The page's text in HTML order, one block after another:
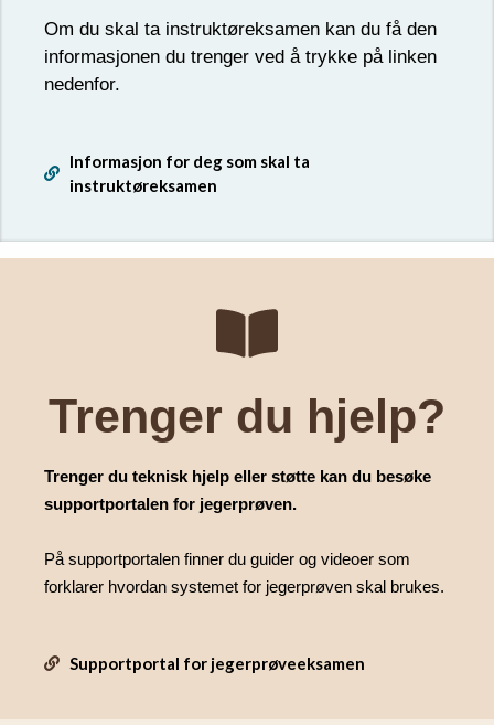
Om du skal ta instruktøreksamen kan du få den
informasjonen du trenger ved å trykke på linken
nedenfor.
Informasjon for deg som skal ta
instruktøreksamen
Trenger du hjelp?
Trenger du teknisk hjelp eller støtte kan du besøke
supportportalen for jegerprøven.
På supportportalen finner du guider og videoer som
forklarer hvordan systemet for jegerprøven skal brukes.
Supportportal for jegerprøveeksamen